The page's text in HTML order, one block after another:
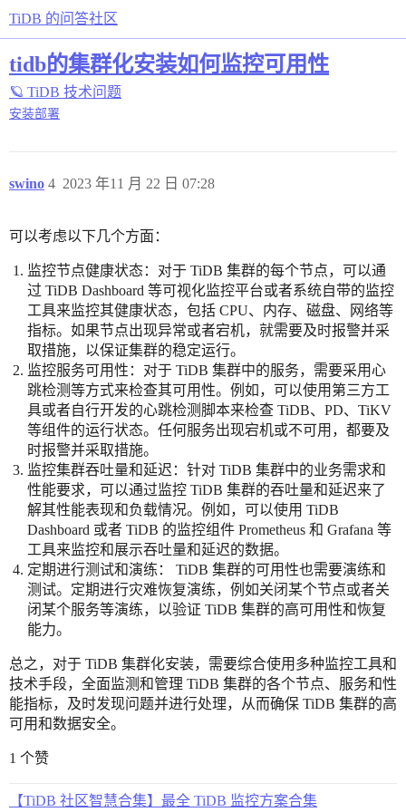
TiDB 的问答社区
tidb的集群化安装如何监控可用性
🪐 TiDB 技术问题
安装部署
swino 2023 年11 月 22 日 07:28
4
可以考虑以下几个方面：
监控节点健康状态：对于 TiDB 集群的每个节点，可以通
过 TiDB Dashboard 等可视化监控平台或者系统自带的监控
工具来监控其健康状态，包括 CPU、内存、磁盘、网络等
指标。如果节点出现异常或者宕机，就需要及时报警并采
取措施，以保证集群的稳定运行。
监控服务可用性：对于 TiDB 集群中的服务，需要采用心
跳检测等方式来检查其可用性。例如，可以使用第三方工
具或者自行开发的心跳检测脚本来检查 TiDB、PD、TiKV
等组件的运行状态。任何服务出现宕机或不可用，都要及
时报警并采取措施。
监控集群吞吐量和延迟：针对 TiDB 集群中的业务需求和
性能要求，可以通过监控 TiDB 集群的吞吐量和延迟来了
解其性能表现和负载情况。例如，可以使用 TiDB
Dashboard 或者 TiDB 的监控组件 Prometheus 和 Grafana 等
工具来监控和展示吞吐量和延迟的数据。
定期进行测试和演练： TiDB 集群的可用性也需要演练和
测试。定期进行灾难恢复演练，例如关闭某个节点或者关
闭某个服务等演练，以验证 TiDB 集群的高可用性和恢复
能力。
总之，对于 TiDB 集群化安装，需要综合使用多种监控工具和
技术手段，全面监测和管理 TiDB 集群的各个节点、服务和性
能指标，及时发现问题并进行处理，从而确保 TiDB 集群的高
可用和数据安全。
1 个赞
【TiDB 社区智慧合集】最全 TiDB 监控方案合集